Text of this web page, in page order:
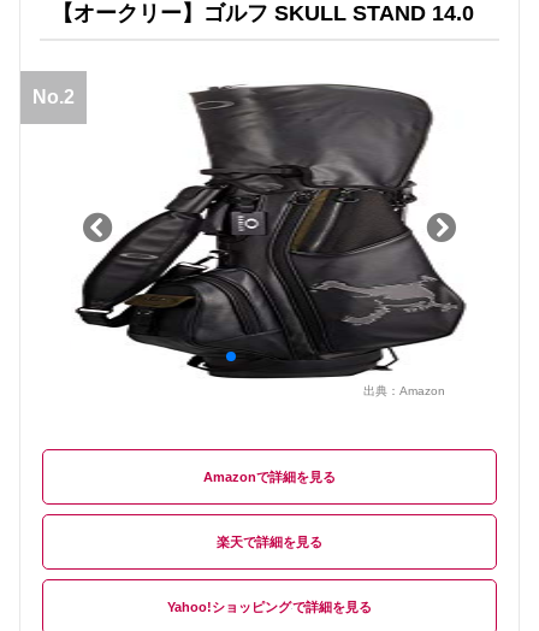
【オークリー】ゴルフ SKULL STAND 14.0
No.2
出典： Amazon
Amazon
楽天
Yahoo!ショッピング